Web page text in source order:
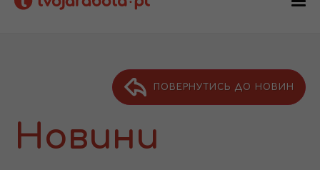
ПОВЕРНУТИСЬ ДО НОВИН
Новини